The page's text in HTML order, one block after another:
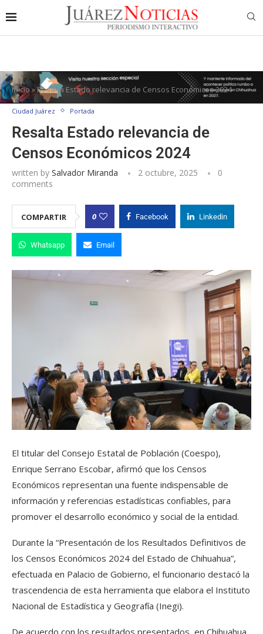
Inicio»Resalta Estado relevancia de Censos Económicos 2024
Ciudad Juárez Portada
Resalta Estado relevancia de
Censos Económicos 2024
written by Salvador Miranda 2 octubre, 2025
0
comments
COMPARTIR 0 Facebook Linkedin
Whatsapp Email
El titular del Consejo Estatal de Población (Coespo),
Enrique Serrano Escobar, afirmó que los Censos
Económicos representan una fuente indispensable de
información y referencias estadísticas confiables, para
promover el desarrollo económico y social de la entidad.
Durante la “Presentación de los Resultados Definitivos de
los Censos Económicos 2024 del Estado de Chihuahua”,
efectuada en Palacio de Gobierno, el funcionario destacó la
trascendencia de esta herramienta que elabora el Instituto
Nacional de Estadística y Geografía (Inegi).
De acuerdo con los resultados presentados, en Chihuahua